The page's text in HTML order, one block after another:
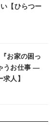
【ひらつー
お家の困っ
うお仕事 ―
人】